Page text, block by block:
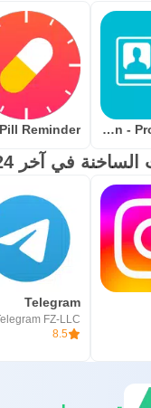
Simulados Detran - Provas CNH
Pill Reminder
في آخر 24 ساعة
Telegram
FZ-LLC
8.5